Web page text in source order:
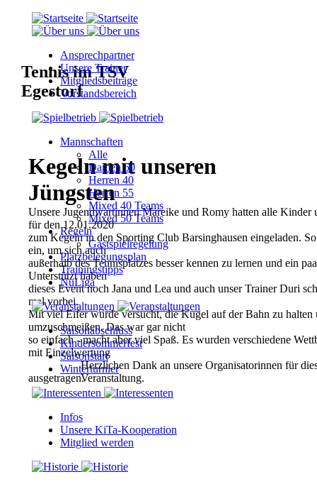
Kegeln mit unseren
Jüngsten
Unsere Jugendwartinnen Mareike und Romy hatten alle Kinder
für den 12.01.2020
zum Kegeln in den Sporting Club Barsinghausen eingeladen.
ein, um sich auch
außerhalb des Tennisplatzes besser kennen zu lernen und ein
Unterstützt haben
dieses Event noch Jana und Lea und auch unser Trainer Duri
mal vorbei.
Mit viel Eifer wurde versucht, die Kugel auf der Bahn zu
umzuschmeißen. Das war gar nicht
so einfach - macht aber viel Spaß. Es wurden verschiedene
mit Einzelwertung
ausgetragen.
Herzlichen Dank an unsere Organisatorinnen für
Veranstaltung.
Tennis im TSV
Egestorf
Ansprechpartner
Unsere Trainer
Mitgliedsbeiträge
Vorstandsbereich
Mannschaften
Alle
Damen 50
Herren 40
Herren 55
Mixed 40 Teams
Mixed 50 Teams
Regeln
Gastspielregelung
Platzbelegungsplan
Trainingstipps
NuLiga
Saisonabschluss
Kindersommerfest
Saisonstart
Winterturnier
Infos
Unsere KiTa-Kooperation
Mitglied werden